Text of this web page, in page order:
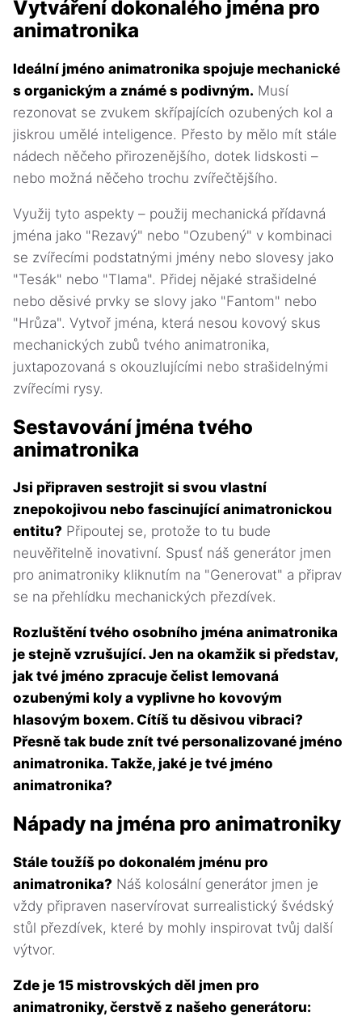
Vytváření dokonalého jména pro
animatronika
Ideální jméno animatronika spojuje mechanické
s organickým a známé s podivným. Musí
rezonovat se zvukem skřípajících ozubených kol a
jiskrou umělé inteligence. Přesto by mělo mít stále
nádech něčeho přirozenějšího, dotek lidskosti –
nebo možná něčeho trochu zvířečtějšího.
Využij tyto aspekty – použij mechanická přídavná
jména jako "Rezavý" nebo "Ozubený" v kombinaci
se zvířecími podstatnými jmény nebo slovesy jako
"Tesák" nebo "Tlama". Přidej nějaké strašidelné
nebo děsivé prvky se slovy jako "Fantom" nebo
"Hrůza". Vytvoř jména, která nesou kovový skus
mechanických zubů tvého animatronika,
juxtapozovaná s okouzlujícími nebo strašidelnými
zvířecími rysy.
Sestavování jména tvého
animatronika
Jsi připraven sestrojit si svou vlastní
znepokojivou nebo fascinující animatronickou
entitu? Připoutej se, protože to tu bude
neuvěřitelně inovativní. Spusť náš generátor jmen
pro animatroniky kliknutím na "Generovat" a připrav
se na přehlídku mechanických přezdívek.
Rozluštění tvého osobního jména animatronika
je stejně vzrušující. Jen na okamžik si představ,
jak tvé jméno zpracuje čelist lemovaná
ozubenými koly a vyplivne ho kovovým
hlasovým boxem. Cítíš tu děsivou vibraci?
Přesně tak bude znít tvé personalizované jméno
animatronika. Takže, jaké je tvé jméno
animatronika?
Nápady na jména pro animatroniky
Stále toužíš po dokonalém jménu pro
animatronika? Náš kolosální generátor jmen je
vždy připraven naservírovat surrealistický švédský
stůl přezdívek, které by mohly inspirovat tvůj další
výtvor.
Zde je 15 mistrovských děl jmen pro
animatroniky, čerstvě z našeho generátoru: